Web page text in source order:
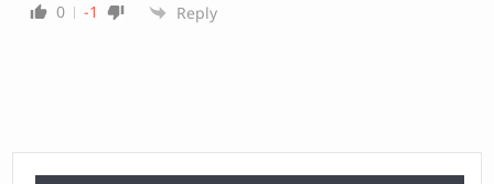
0 -1 Reply